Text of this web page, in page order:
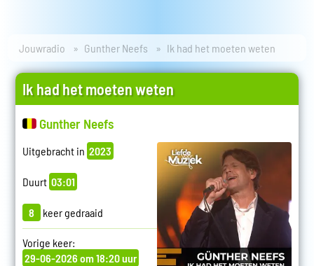
Jouwradio Gunther Neefs Ik had het moeten weten
Ik had het moeten weten
Gunther Neefs
Uitgebracht in 2023
Duurt 03:01
8 keer gedraaid
Vorige keer:
29-06-2026 om 18:20 uur